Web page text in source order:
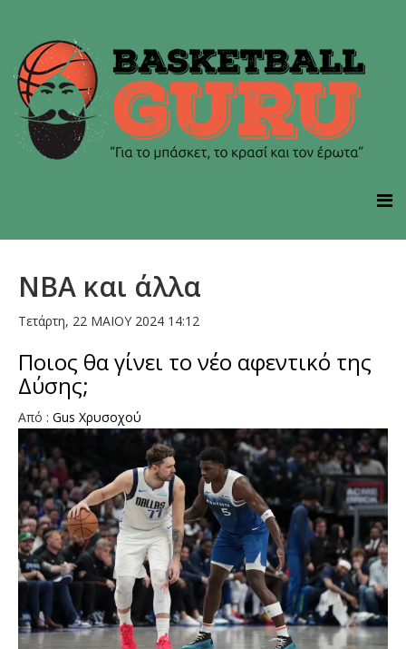
NBA και άλλα
Τετάρτη, 22 ΜΑΙΟΥ 2024 14:12
Ποιος θα γίνει το νέο αφεντικό της
Δύσης;
Από : Gus Χρυσοχού